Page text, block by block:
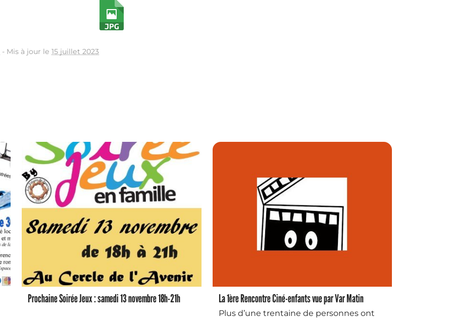
- Mis à jour le 15 juillet 2023
Prochaine Soirée Jeux : samedi 13 novembre 18h-21h La 1ère Rencontre Ciné-enfants vue par Var Matin
Plus d’une trentaine de personnes ont